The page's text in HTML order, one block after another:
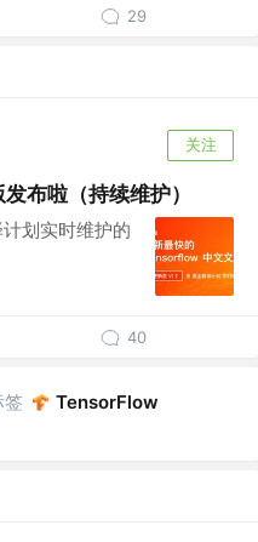
29
关注
布啦（持续维护）
划实时维护的
40
签 TensorFlow